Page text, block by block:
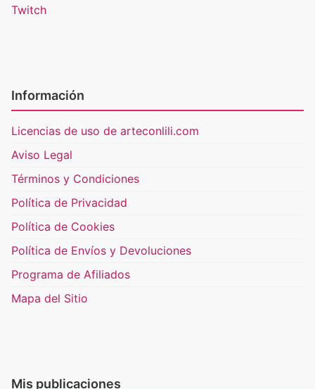
Twitch
Información
Licencias de uso de arteconlili.com
Aviso Legal
Términos y Condiciones
Política de Privacidad
Política de Cookies
Política de Envíos y Devoluciones
Programa de Afiliados
Mapa del Sitio
Mis publicaciones